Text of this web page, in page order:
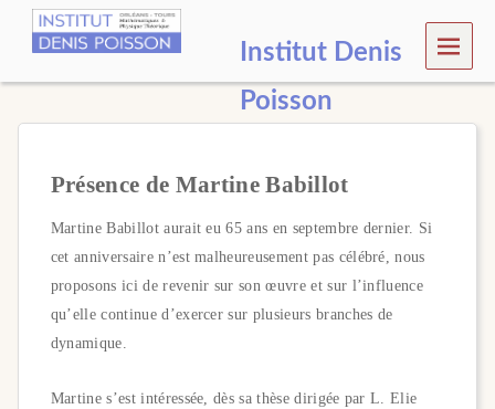
Institut Denis
Poisson
MEN
U
Présence de Martine Babillot
Martine Babillot aurait eu 65 ans en septembre dernier. Si
cet anniversaire n’est malheureusement pas célébré, nous
proposons ici de revenir sur son œuvre et sur l’influence
qu’elle continue d’exercer sur plusieurs branches de
dynamique.
Martine s’est intéressée, dès sa thèse dirigée par L. Elie